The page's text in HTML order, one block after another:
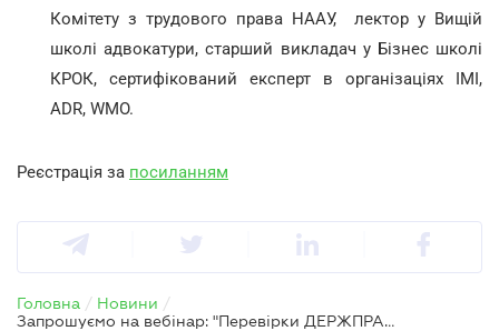
Комітету з трудового права НААУ, лектор у Вищій
школі адвокатури, старший викладач у Бізнес школі
КРОК, сертифікований експерт в організаціях IMI,
ADR, WMO.
Реєстрація за посиланням
Головна / Новини /
Запрошуємо на вебінар: "Перевірки ДЕРЖПРАЦІ в умовах воєнного стану"